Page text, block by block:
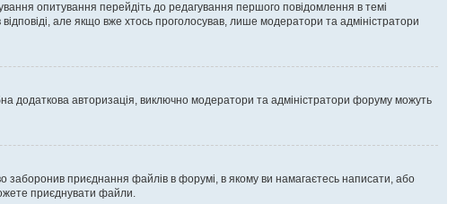
опитування перейдіть до редагування першого повідомлення в темі
але якщо вже хтось проголосував, лише модератори та адміністратори
додаткова авторизація, виключно модератори та адміністратори форуму можуть
заборонив приєднання файлів в форумі, в якому ви намагаєтесь написати, або
приєднувати файли.